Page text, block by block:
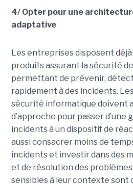
4/ Opter pour une
adaptative
Les entreprises disposent
produits assurant la sécurité
permettant de prévenir,
rapidement à des incidents.
sécurité informatique doivent
d’approche pour passer
incidents à un dispositif de
aussi consacrer moins de
incidents et investir dans des
et de résolution des
sensibles à leur contexte sont